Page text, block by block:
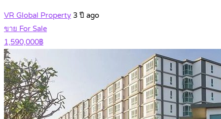
VR Global Property 3 ปี ago
ขาย For Sale
1,590,000฿